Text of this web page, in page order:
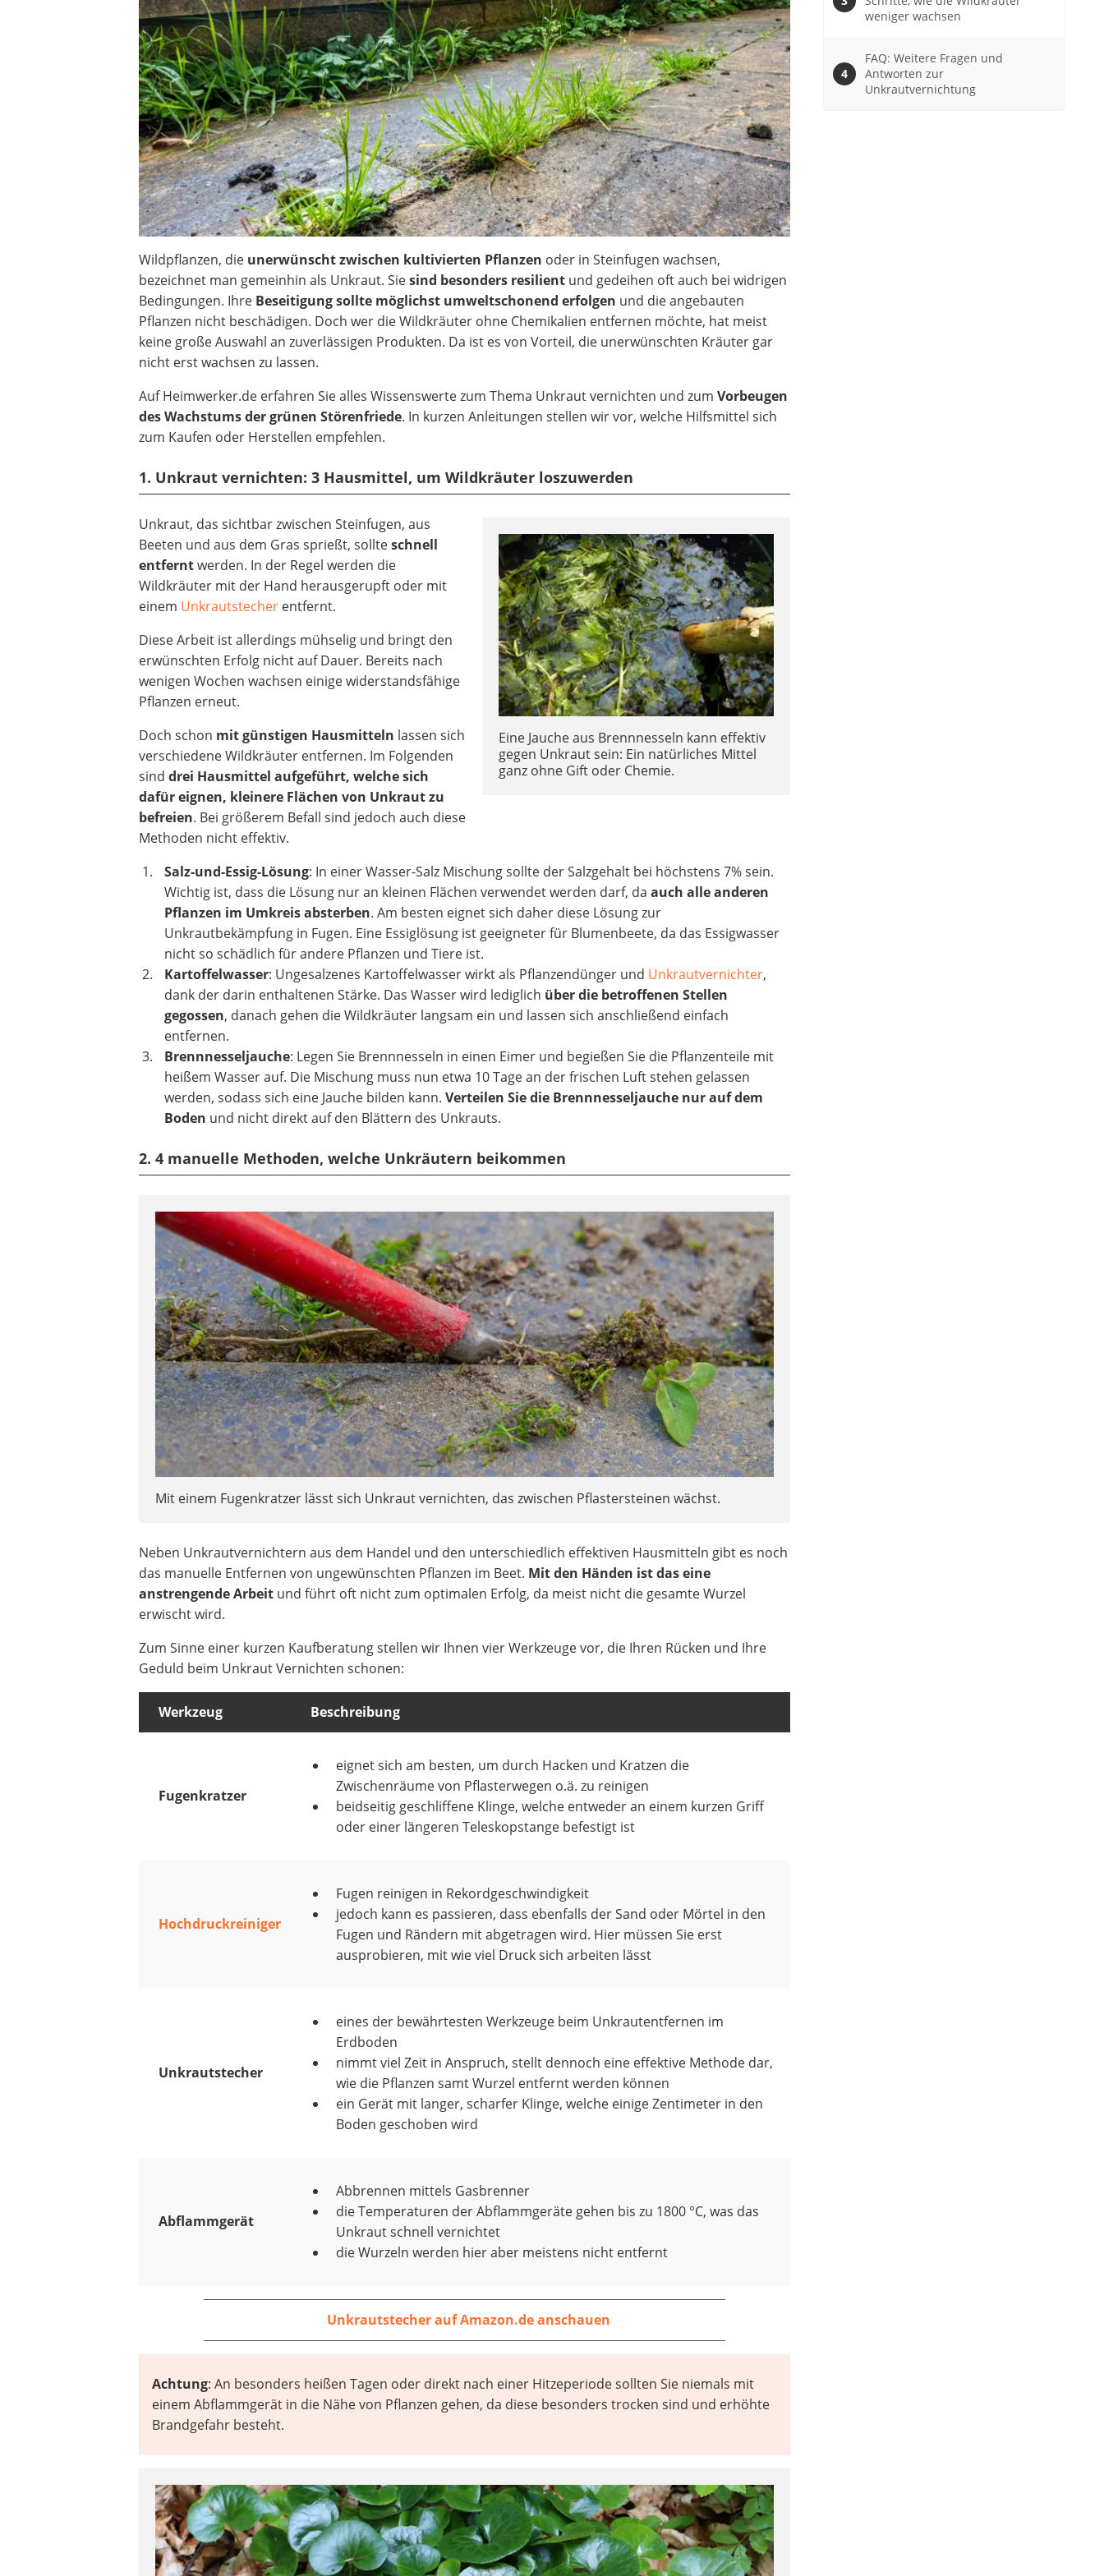
Akku-Vertikutierer
Kassettenmarkise
Bosch-Heckenschere
Wildpflanzen, die unerwünscht zwischen kultivierten Pflanzen oder in Steinfugen wachsen,
bezeichnet man gemeinhin als Unkraut. Siesind besonders resilient und gedeihen oft auch bei widrigen
Bedingungen. Ihre Beseitigung sollte möglichst umweltschonend erfolgen und die angebauten
Pflanzen nicht beschädigen. Doch wer die Wildkräuter ohne Chemikalien entfernen möchte, hat meist
keine große Auswahl an zuverlässigen Produkten. Da ist es von Vorteil, die unerwünschten Kräuter gar
nicht erst wachsen zu lassen.
Auf Heimwerker.de erfahren Sie alles Wissenswerte zum Thema Unkraut vernichten und zumVorbeugen
des Wachstums der grünen Störenfriede. In kurzen Anleitungen stellen wir vor, welche Hilfsmittel sich
zum Kaufen oder Herstellen empfehlen.
1. Unkraut vernichten: 3 Hausmittel, um Wildkräuter loszuwerden
Eine Jauche aus Brennnesseln kann effektiv
gegen Unkraut sein: Ein natürliches Mittel
ganz ohne Gift oder Chemie.
Unkraut, das sichtbar zwischen Steinfugen, aus
Beeten und aus dem Gras sprießt, sollteschnell
entferntwerden. In der Regel werden die
Wildkräuter mit der Hand herausgerupft oder mit
einem Unkrautstecher entfernt.
Diese Arbeit ist allerdings mühselig und bringt den
erwünschten Erfolg nicht auf Dauer. Bereits nach
wenigen Wochen wachsen einige widerstandsfähige
Pflanzen erneut.
Doch schon mit günstigen Hausmitteln lassen sich
verschiedene Wildkräuter entfernen. Im Folgenden
sinddrei Hausmittel aufgeführt, welche sich
dafür eignen, kleinere Flächen von Unkraut zu
befreien. Bei größerem Befall sind jedoch auch diese
Methoden nicht effektiv.
Salz-und-Essig-Lösung: In einer Wasser-Salz Mischung sollte der Salzgehalt bei höchstens 7% sein.
Wichtig ist, dass die Lösung nur an kleinen Flächen verwendet werden darf, da auch alle anderen
Pflanzen im Umkreis absterben. Am besten eignet sich daher diese Lösung zur
Unkrautbekämpfung in Fugen. Eine Essiglösung ist geeigneter für Blumenbeete, da das Essigwasser
nicht so schädlich für andere Pflanzen und Tiere ist.
Kartoffelwasser: Ungesalzenes Kartoffelwasser wirkt als Pflanzendünger und Unkrautvernichter,
dank der darin enthaltenen Stärke. Das Wasser wird lediglich über die betroffenen Stellen
gegossen, danach gehen die Wildkräuter langsam ein und lassen sich anschließend einfach
entfernen.
Brennnesseljauche: Legen Sie Brennnesseln in einen Eimer und begießen Sie die Pflanzenteile mit
heißem Wasser auf. Die Mischung muss nun etwa 10 Tage an der frischen Luft stehen gelassen
werden, sodass sich eine Jauche bilden kann. Verteilen Sie die Brennnesseljauche nur auf dem
Boden und nicht direkt auf den Blättern des Unkrauts.
2. 4 manuelle Methoden, welche Unkräutern beikommen
Mit einem Fugenkratzer lässt sich Unkraut vernichten, das zwischen Pflastersteinen wächst.
Neben Unkrautvernichtern aus dem Handel und den unterschiedlich effektiven Hausmitteln gibt es noch
das manuelle Entfernen von ungewünschten Pflanzen im Beet. Mit den Händen ist das eine
anstrengende Arbeit und führt oft nicht zum optimalen Erfolg, da meist nicht die gesamte Wurzel
erwischt wird.
Zum Sinne einer kurzen Kaufberatung stellen wir Ihnen vier Werkzeuge vor, die Ihren Rücken und Ihre
Geduld beim Unkraut Vernichten schonen:
Werkzeug Beschreibung
Fugenkratzer
eignet sich am besten, um durch Hacken und Kratzen die
Zwischenräume von Pflasterwegen o.ä. zu reinigen
beidseitig geschliffene Klinge, welche entweder an einem kurzen Griff
oder einer längeren Teleskopstange befestigt ist
Hochdruckreiniger
Fugen reinigen in Rekordgeschwindigkeit
jedoch kann es passieren, dass ebenfalls der Sand oder Mörtel in den
Fugen und Rändern mit abgetragen wird. Hier müssen Sie erst
ausprobieren, mit wie viel Druck sich arbeiten lässt
Unkrautstecher
eines der bewährtesten Werkzeuge beim Unkrautentfernen im
Erdboden
nimmt viel Zeit in Anspruch, stellt dennoch eine effektive Methode dar,
wie die Pflanzen samt Wurzel entfernt werden können
ein Gerät mit langer, scharfer Klinge, welche einige Zentimeter in den
Boden geschoben wird
Abflammgerät
Abbrennen mittels Gasbrenner
die Temperaturen der Abflammgeräte gehen bis zu 1800 °C, was das
Unkraut schnell vernichtet
die Wurzeln werden hier aber meistens nicht entfernt
Unkrautstecher auf Amazon.de anschauen
Achtung: An besonders heißen Tagen oder direkt nach einer Hitzeperiode sollten Sie niemals mit
einem Abflammgerät in die Nähe von Pflanzen gehen, da diese besonders trocken sind und erhöhte
Brandgefahr besteht.
weniger wachsen
FAQ: Weitere Fragen und
Antworten zur
Unkrautvernichtung